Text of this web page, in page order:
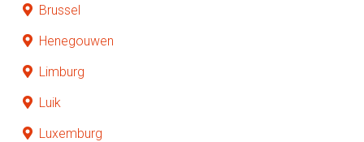
Brussel
Henegouwen
Limburg
Luik
Luxemburg